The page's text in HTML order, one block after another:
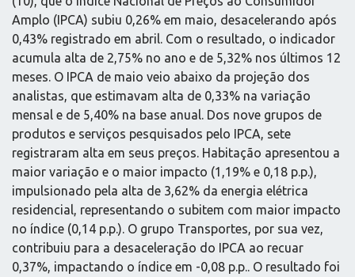
Amplo (IPCA) subiu 0,26% em maio, desacelerando após
0,43% registrado em abril. Com o resultado, o indicador
acumula alta de 2,75% no ano e de 5,32% nos últimos 12
meses. O IPCA de maio veio abaixo da projeção dos
analistas, que estimavam alta de 0,33% na variação
mensal e de 5,40% na base anual. Dos nove grupos de
produtos e serviços pesquisados pelo IPCA, sete
registraram alta em seus preços. Habitação apresentou a
maior variação e o maior impacto (1,19% e 0,18 p.p.),
impulsionado pela alta de 3,62% da energia elétrica
residencial, representando o subitem com maior impacto
no índice (0,14 p.p.). O grupo Transportes, por sua vez,
contribuiu para a desaceleração do IPCA ao recuar
0,37%, impactando o índice em -0,08 p.p.. O resultado foi